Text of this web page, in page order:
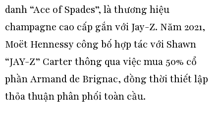
danh “Ace of Spades”, là thương hiệu
champagne cao cấp gắn với Jay-Z. Năm 2021,
Moët Hennessy công bố hợp tác với Shawn
“JAY-Z” Carter thông qua việc mua 50% cổ
phần Armand de Brignac, đồng thời thiết lập
thỏa thuận phân phối toàn cầu.